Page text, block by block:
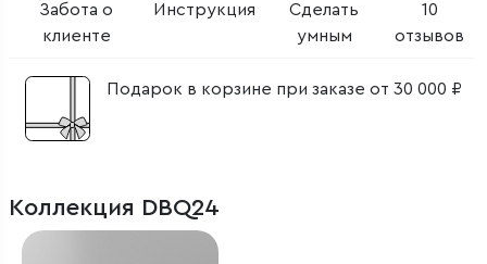
Забота о
клиенте
Инструкция
Сделать
умным
10
отзывов
Подарок в корзине при заказе от 30 000 ₽
Коллекция DBQ24